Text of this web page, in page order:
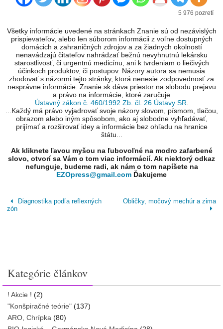
5 976 pozretí
Všetky informácie uvedené na stránkach Znanie sú od nezávislých
prispievateľov, alebo len súborom informácii z voľne dostupných
domácich a zahraničných zdrojov a za žiadnych okolností
nenavádzajú čitateľov nahrádzať bežnú nevyhnutnú lekársku
starostlivosť, či urgentnú medicínu, ani k tvrdeniam o liečivých
účinkoch produktov, či postupov. Názory autora sa nemusia
zhodovať s názormi tejto stránky, ktorá nenesie zodpovednosť za
nesprávne informácie. Znanie.sk dáva priestor na slobodu prejavu
a právo na informácie, ktoré zaručuje
Ústavný zákon č. 460/1992 Zb. čl. 26 Ústavy SR
...Každý má právo vyjadrovať svoje názory slovom, písmom, tlačou,
obrazom alebo iným spôsobom, ako aj slobodne vyhľadávať,
prijímať a rozširovať idey a informácie bez ohľadu na hranice
štátu...
Ak kliknete ľavou myšou na ľubovoľné na modro zafarbené
slovo, otvorí sa Vám o tom viac informácií. Ak niektorý odkaz
nefunguje, budeme radi, ak nám o tom napíšete na
EZOpress@gmail.com Ďakujeme
Diagnostika podľa reflexných
zón
Obličky, močový mechúr a zima
Kategórie článkov
! Akcie ! (2)
"Konšpiračné teórie" (137)
ARO, Chrípka (80)